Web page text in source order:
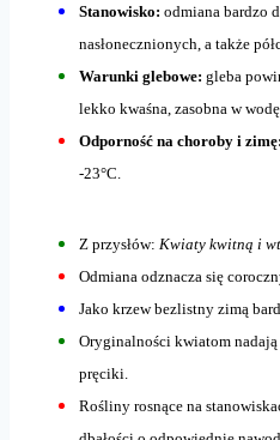
Stanowisko: odmiana bardzo
nasłonecznionych, a także
Warunki glebowe: gleba
lekko kwaśna, zasobna w wodę.
Odporność na choroby i zimę:
-23°C.
Z przysłów: Kwiaty kwitną i
Odmiana odznacza się
Jako krzew bezlistny zimą
Oryginalności kwiatom nadają
pręciki.
Rośliny rosnące na